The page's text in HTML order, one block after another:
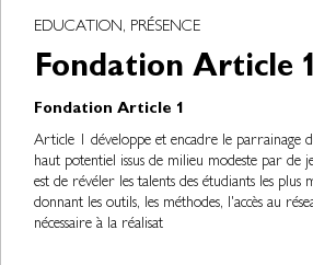
EDUCATION, PRÉSENCE
Fondation Article 1
Fondation Article 1
Article 1 développe et encadre le parrainage
haut potentiel issus de milieu modeste par de
est de révéler les talents des étudiants les plus
donnant les outils, les méthodes, l'accès au
nécessaire à la réalisat